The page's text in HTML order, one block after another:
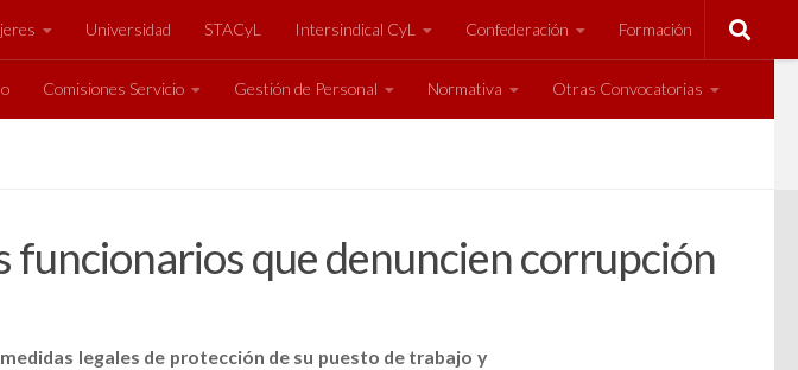
Universidad STACyL Intersindical CyL Confederación Formación
Comisiones Servicio Gestión de Personal Normativa Otras Convocatorias
funcionarios que denuncien corrupción
legales de protección de su puesto de trabajo y